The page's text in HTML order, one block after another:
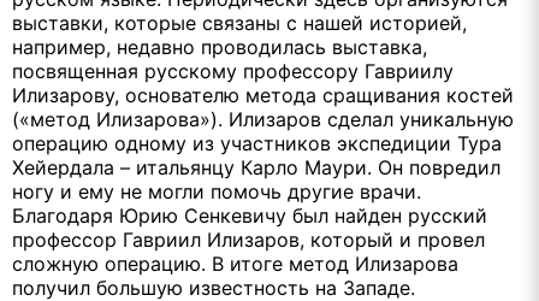
выставки, которые связаны с нашей историей,
например, недавно проводилась выставка,
посвященная русскому профессору Гавриилу
Илизарову, основателю метода сращивания костей
(«метод Илизарова»). Илизаров сделал уникальную
операцию одному из участников экспедиции Тура
Хейердала – итальянцу Карло Маури. Он повредил
ногу и ему не могли помочь другие врачи.
Благодаря Юрию Сенкевичу был найден русский
профессор Гавриил Илизаров, который и провел
сложную операцию. В итоге метод Илизарова
получил большую известность на Западе.